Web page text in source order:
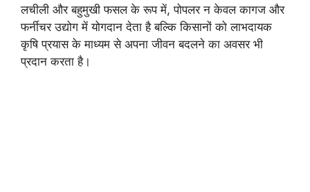
लचीली और बहुमुखी फसल के रूप में, पोपलर न केवल कागज और
फर्नीचर उद्योग में योगदान देता है बल्कि किसानों को लाभदायक
कृषि प्रयास के माध्यम से अपना जीवन बदलने का अवसर भी
प्रदान करता है।